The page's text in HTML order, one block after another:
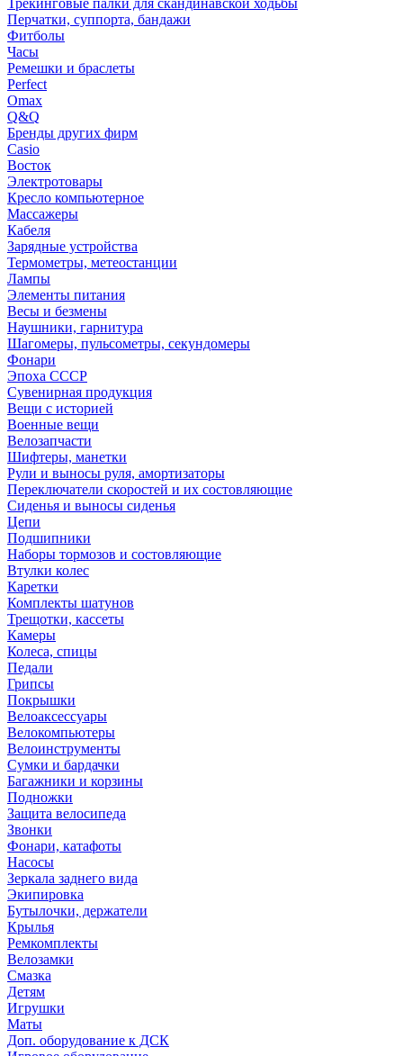
Трекинговые палки для скандинавской ходьбы
Перчатки, суппорта, бандажи
Фитболы
Часы
Ремешки и браслеты
Perfect
Omax
Q&Q
Бренды других фирм
Casio
Восток
Электротовары
Кресло компьютерное
Массажеры
Кабеля
Зарядные устройства
Термометры, метеостанции
Лампы
Элементы питания
Весы и безмены
Наушники, гарнитура
Шагомеры, пульсометры, секундомеры
Фонари
Эпоха СССР
Сувенирная продукция
Вещи с историей
Военные вещи
Велозапчасти
Шифтеры, манетки
Рули и выносы руля, амортизаторы
Переключатели скоростей и их состовляющие
Сиденья и выносы сиденья
Цепи
Подшипники
Наборы тормозов и состовляющие
Втулки колес
Каретки
Комплекты шатунов
Трещотки, кассеты
Камеры
Колеса, спицы
Педали
Грипсы
Покрышки
Велоаксессуары
Велокомпьютеры
Велоинструменты
Сумки и бардачки
Багажники и корзины
Подножки
Защита велосипеда
Звонки
Фонари, катафоты
Насосы
Зеркала заднего вида
Экипировка
Бутылочки, держатели
Крылья
Ремкомплекты
Велозамки
Смазка
Детям
Игрушки
Маты
Доп. оборудование к ДСК